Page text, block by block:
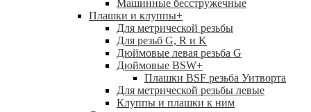
Машинные бесстружечные
Плашки и клуппы+
Для метрической резьбы
Для резьб G, R и K
Дюймовые левая резьба G
Дюймовые BSW+
Плашки BSF резьба Уитворта
Для метрической резьбы левые
Клуппы и плашки к ним